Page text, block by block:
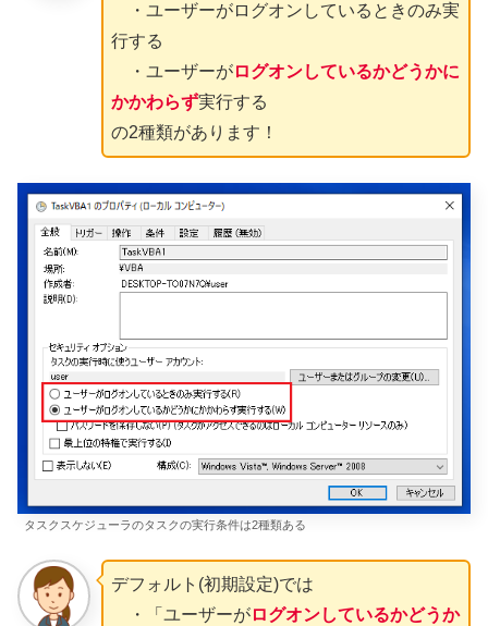
・ユーザーがログオンしているときのみ実
行する
・ユーザーがログオンしているかどうかに
かかわらず実行する
の2種類があります！
タスクスケジューラのタスクの実行条件は2種類ある
デフォルト(初期設定)では
・「ユーザーがログオンしているかどうか